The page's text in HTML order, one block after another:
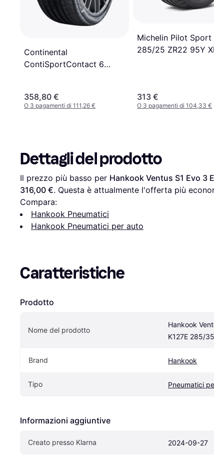
Continental
ContiSportContact 6
358,80 €
O 3 pagamenti di 111,26 €
Michelin Pilot Sport
285/25 ZR22 95Y
313 €
O 3 pagamenti di 104,33 €
Dettagli del prodotto
Il prezzo più basso per Hankook Ventus S1 Evo 3
316,00 €. Questa è attualmente l'offerta più
Compara:
Hankook Pneumatici
Hankook Pneumatici per auto
Caratteristiche
Prodotto
Nome del prodotto
Hankook
K127E 285/
Brand Hankook
Tipo Pneumatici
Informazioni aggiuntive
Creato presso Klarna 2024-09-27